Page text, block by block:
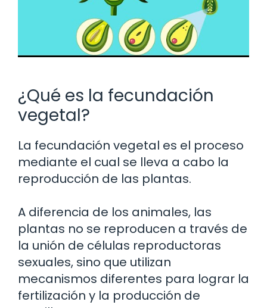
¿Qué es la fecundación
vegetal?
La fecundación vegetal es el proceso
mediante el cual se lleva a cabo la
reproducción de las plantas.
A diferencia de los animales, las
plantas no se reproducen a través de
la unión de células reproductoras
sexuales, sino que utilizan
mecanismos diferentes para lograr la
fertilización y la producción de